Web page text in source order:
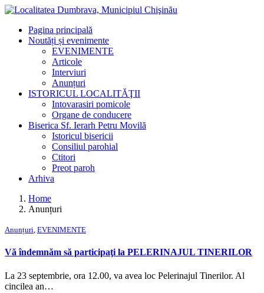
Pagina principală
Noutăți și evenimente
EVENIMENTE
Articole
Interviuri
Anunțuri
ISTORICUL LOCALITĂŢII
Intovarasiri pomicole
Organe de conducere
Biserica Sf. Ierarh Petru Movilă
Istoricul bisericii
Consiliul parohial
Ctitori
Preot paroh
Arhiva
Home
Anunțuri
Anunțuri, EVENIMENTE
Vă îndemnăm să participaţi la PELERINAJUL TINERILOR
La 23 septembrie, ora 12.00, va avea loc Pelerinajul Tinerilor. Al
cincilea an…